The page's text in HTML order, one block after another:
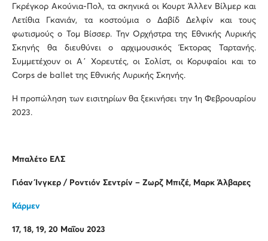
Γκρέγκορ Ακούνια-Πολ, τα σκηνικά οι Κουρτ Άλλεν Βίλμερ και
Λετίθια Γκανιάν, τα κοστούμια ο Δαβίδ Δελφίν και τους
φωτισμούς ο Τομ Bίσσερ. Την Ορχήστρα της Εθνικής Λυρικής
Σκηνής θα διευθύνει ο αρχιμουσικός Έκτορας Ταρτανής.
Συμμετέχουν οι Α΄ Χορευτές, οι Σολίστ, οι Κορυφαίοι και το
Corps de ballet της Εθνικής Λυρικής Σκηνής.
Η προπώληση των εισιτηρίων θα ξεκινήσει την 1η Φεβρουαρίου
2023.
Μπαλέτο ΕΛΣ
Γιόαν Ίνγκερ / Ροντιόν Σεντρίν – Ζωρζ Μπιζέ, Μαρκ Άλβαρες
Κάρμεν
17, 18, 19, 20 Μαΐου 2023